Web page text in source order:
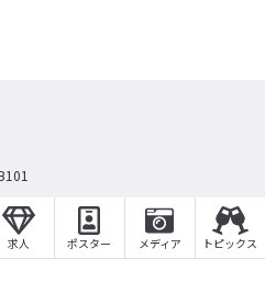
求人 ポスター メディア トピックス